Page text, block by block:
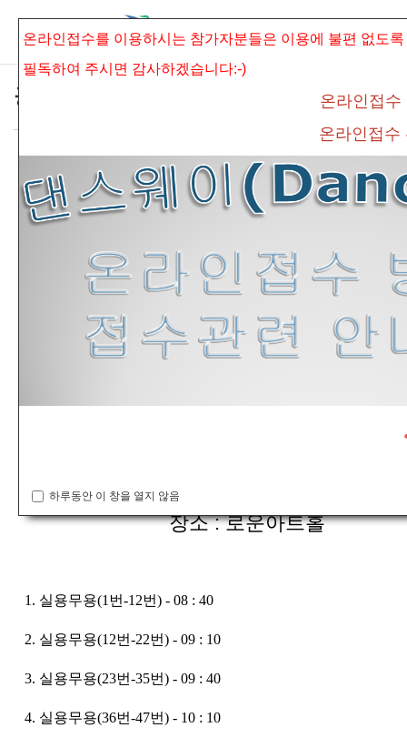
공지사항
* 제16회 보훈전국무용경연대회 실용.외국무
용 대기시간 안내 *
connet 조회 수533 추천 수 0 댓글0
16회 보훈전국무용경연대
회 실용.외국무용 대기시간 안
장소 : 로운아트홀
1. 실용무용(1번-12번) - 08 : 40
2. 실용무용(12번-22번) - 09 : 10
3. 실용무용(23번-35번) - 09 : 40
4. 실용무용(36번-47번) - 10 : 10
온라인접수를 이용하시는 참가자분들은 이용에 불편 없도록
필독하여 주시면 감사하겠습니다:-)
온라인접수
온라인접
하루동안 이 창을 열지 않음
Sketchbook5, 스케치북5
Sketchbook5, 스케치북5